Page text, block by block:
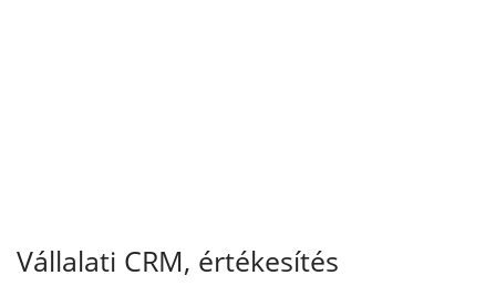
Vállalati CRM, értékesítés